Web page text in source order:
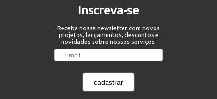
Inscreva-se
Receba nossa newsletter com novos
projetos, lançamentos, descontos e
novidades sobre nossos serviços!
cadastrar